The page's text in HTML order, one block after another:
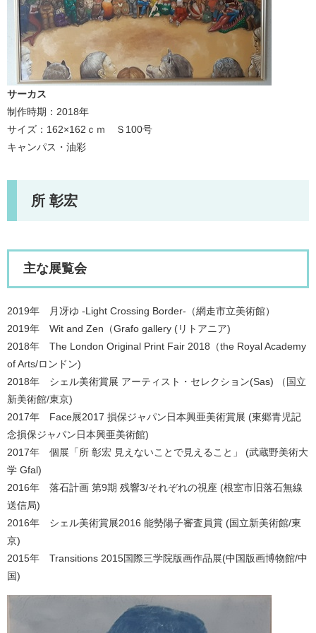
サーカス
制作時期：2018年
サイズ：162×162ｃｍ Ｓ100号
キャンパス・油彩
所 彰宏
主な展覧会
2019年 月冴ゆ -Light Crossing Border-（網走市立美術館）
2019年 Wit and Zen（Grafo gallery (リトアニア)
2018年 The London Original Print Fair 2018（the Royal Academy
of Arts/ロンドン)
2018年 シェル美術賞展 アーティスト・セレクション(Sas) （国立
新美術館/東京)
2017年 Face展2017 損保ジャパン日本興亜美術賞展 (東郷青児記
念損保ジャパン日本興亜美術館)
2017年 個展「所 彰宏 見えないことで見えること」 (武蔵野美術大
学 Gfal)
2016年 落石計画 第9期 残響3/それぞれの視座 (根室市旧落石無線
送信局)
2016年 シェル美術賞展2016 能勢陽子審査員賞 (国立新美術館/東
京)
2015年 Transitions 2015国際三学院版画作品展(中国版画博物館/中
国)